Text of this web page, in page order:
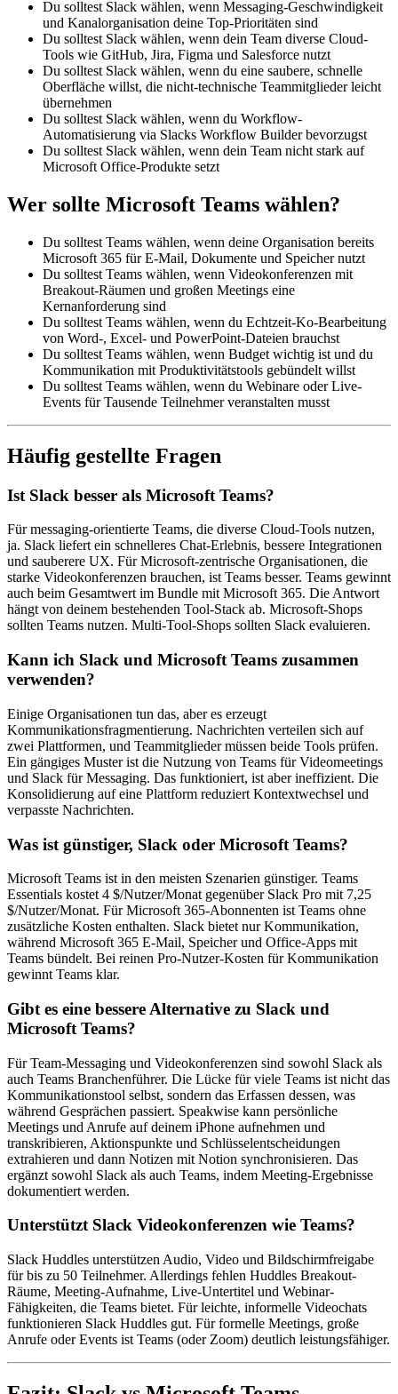
Du solltest Slack wählen, wenn Messaging-Geschwindigkeit
und Kanalorganisation deine Top-Prioritäten sind
Du solltest Slack wählen, wenn dein Team diverse Cloud-
Tools wie GitHub, Jira, Figma und Salesforce nutzt
Du solltest Slack wählen, wenn du eine saubere, schnelle
Oberfläche willst, die nicht-technische Teammitglieder leicht
übernehmen
Du solltest Slack wählen, wenn du Workflow-
Automatisierung via Slacks Workflow Builder bevorzugst
Du solltest Slack wählen, wenn dein Team nicht stark auf
Microsoft Office-Produkte setzt
Wer sollte Microsoft Teams wählen?
Du solltest Teams wählen, wenn deine Organisation bereits
Microsoft 365 für E-Mail, Dokumente und Speicher nutzt
Du solltest Teams wählen, wenn Videokonferenzen mit
Breakout-Räumen und großen Meetings eine
Kernanforderung sind
Du solltest Teams wählen, wenn du Echtzeit-Ko-Bearbeitung
von Word-, Excel- und PowerPoint-Dateien brauchst
Du solltest Teams wählen, wenn Budget wichtig ist und du
Kommunikation mit Produktivitätstools gebündelt willst
Du solltest Teams wählen, wenn du Webinare oder Live-
Events für Tausende Teilnehmer veranstalten musst
Häufig gestellte Fragen
Ist Slack besser als Microsoft Teams?
Für messaging-orientierte Teams, die diverse Cloud-Tools nutzen,
ja. Slack liefert ein schnelleres Chat-Erlebnis, bessere Integrationen
und sauberere UX. Für Microsoft-zentrische Organisationen, die
starke Videokonferenzen brauchen, ist Teams besser. Teams gewinnt
auch beim Gesamtwert im Bundle mit Microsoft 365. Die Antwort
hängt von deinem bestehenden Tool-Stack ab. Microsoft-Shops
sollten Teams nutzen. Multi-Tool-Shops sollten Slack evaluieren.
Kann ich Slack und Microsoft Teams zusammen
verwenden?
Einige Organisationen tun das, aber es erzeugt
Kommunikationsfragmentierung. Nachrichten verteilen sich auf
zwei Plattformen, und Teammitglieder müssen beide Tools prüfen.
Ein gängiges Muster ist die Nutzung von Teams für Videomeetings
und Slack für Messaging. Das funktioniert, ist aber ineffizient. Die
Konsolidierung auf eine Plattform reduziert Kontextwechsel und
verpasste Nachrichten.
Was ist günstiger, Slack oder Microsoft Teams?
Microsoft Teams ist in den meisten Szenarien günstiger. Teams
Essentials kostet 4 $/Nutzer/Monat gegenüber Slack Pro mit 7,25
$/Nutzer/Monat. Für Microsoft 365-Abonnenten ist Teams ohne
zusätzliche Kosten enthalten. Slack bietet nur Kommunikation,
während Microsoft 365 E-Mail, Speicher und Office-Apps mit
Teams bündelt. Bei reinen Pro-Nutzer-Kosten für Kommunikation
gewinnt Teams klar.
Gibt es eine bessere Alternative zu Slack und
Microsoft Teams?
Für Team-Messaging und Videokonferenzen sind sowohl Slack als
auch Teams Branchenführer. Die Lücke für viele Teams ist nicht das
Kommunikationstool selbst, sondern das Erfassen dessen, was
während Gesprächen passiert. Speakwise kann persönliche
Meetings und Anrufe auf deinem iPhone aufnehmen und
transkribieren, Aktionspunkte und Schlüsselentscheidungen
extrahieren und dann Notizen mit Notion synchronisieren. Das
ergänzt sowohl Slack als auch Teams, indem Meeting-Ergebnisse
dokumentiert werden.
Unterstützt Slack Videokonferenzen wie Teams?
Slack Huddles unterstützen Audio, Video und Bildschirmfreigabe
für bis zu 50 Teilnehmer. Allerdings fehlen Huddles Breakout-
Räume, Meeting-Aufnahme, Live-Untertitel und Webinar-
Fähigkeiten, die Teams bietet. Für leichte, informelle Videochats
funktionieren Slack Huddles gut. Für formelle Meetings, große
Anrufe oder Events ist Teams (oder Zoom) deutlich leistungsfähiger.